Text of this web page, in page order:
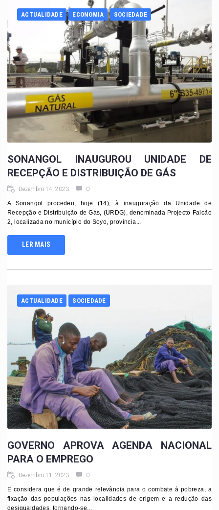
ACTUALIDADE ECONOMIA SOCIEDADE
SONANGOL INAUGUROU UNIDADE DE
RECEPÇÃO E DISTRIBUIÇÃO DE GÁS
Dezembro 14, 2023 0
A Sonangol procedeu, hoje (14), à inauguração da Unidade de
Recepção e Distribuição de Gás, (URDG), denominada Projecto Falcão
2, localizada no município do Soyo, província...
LER MAIS
ACTUALIDADE SOCIEDADE
GOVERNO APROVA AGENDA NACIONAL
PARA O EMPREGO
Dezembro 11, 2023 0
E considera que é de grande relevância para o combate à pobreza, a
fixação das populações nas localidades de origem e a redução das
desigualdades, tornando-se...